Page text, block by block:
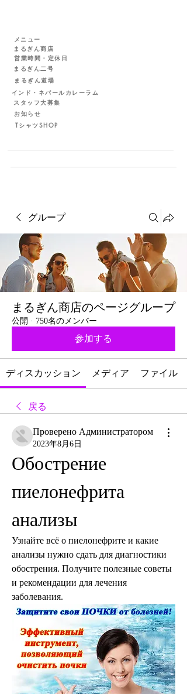
メニュー
まるぎん商店
営業時間・定休日
まるぎん二号
まるぎん道場
インド・ネパールカレーラム
スタッフ大募集
お知らせ
TシャツSHOP
グループ
まるぎん商店のページグループ
公開 · 750名のメンバー
参加する
ディスカッション メディア ファイル
戻る
Проверено Администратором
2023年8月6日
Обострение
пиелонефрита
анализы
Узнайте всё о пиелонефрите и какие
анализы нужно сдать для диагностики
обострения. Получите полезные советы
и рекомендации для лечения
заболевания.